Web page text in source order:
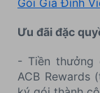
Gói Gia Đình
Ưu đãi đặc
- Tiền thưởng
ACB Rewards